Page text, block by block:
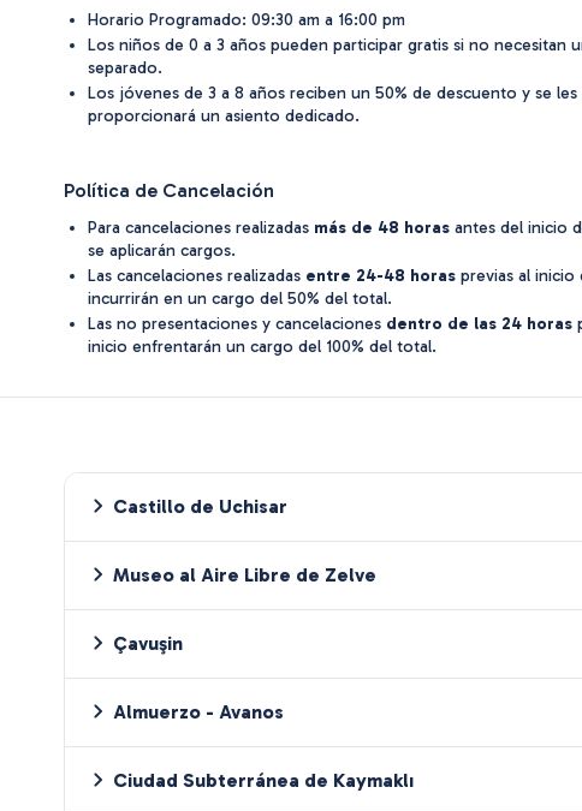
Horario Programado: 09:30 am a 16:00 pm
Los niños de 0 a 3 años pueden participar gratis si no necesitan
separado.
Los jóvenes de 3 a 8 años reciben un 50% de descuento y se les
proporcionará un asiento dedicado.
Política de Cancelación
Para cancelaciones realizadas más de 48 horas antes del inicio
se aplicarán cargos.
Las cancelaciones realizadas entre 24-48 horas previas al
incurrirán en un cargo del 50% del total.
Las no presentaciones y cancelaciones dentro de las 24 horas
inicio enfrentarán un cargo del 100% del total.
Castillo de Uchisar
Museo al Aire Libre de Zelve
Çavuşin
Almuerzo - Avanos
Ciudad Subterránea de Kaymaklı